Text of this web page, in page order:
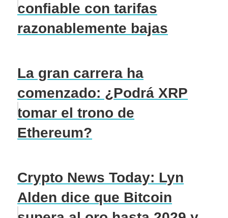
confiable con tarifas
razonablemente bajas
La gran carrera ha
comenzado: ¿Podrá XRP
tomar el trono de
Ethereum?
Crypto News Today: Lyn
Alden dice que Bitcoin